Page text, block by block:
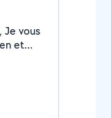
Je vous
et
aussi